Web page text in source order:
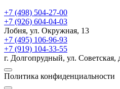
+7 (498) 504-27-00
+7 (926) 604-04-03
Лобня, ул. Окружная, 13
+7 (495) 106-96-93
+7 (919) 104-33-55
г. Долгопрудный, ул. Советская,
Политика конфиденциальности